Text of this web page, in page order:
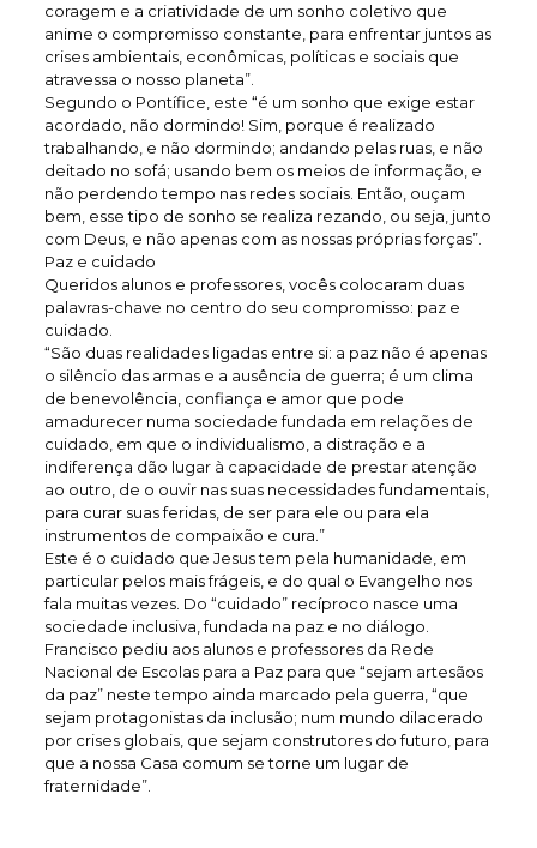
coragem e a criatividade de um sonho coletivo que
anime o compromisso constante, para enfrentar juntos as
crises ambientais, econômicas, políticas e sociais que
atravessa o nosso planeta”.
Segundo o Pontífice, este “é um sonho que exige estar
acordado, não dormindo! Sim, porque é realizado
trabalhando, e não dormindo; andando pelas ruas, e não
deitado no sofá; usando bem os meios de informação, e
não perdendo tempo nas redes sociais. Então, ouçam
bem, esse tipo de sonho se realiza rezando, ou seja, junto
com Deus, e não apenas com as nossas próprias forças”.
Paz e cuidado
Queridos alunos e professores, vocês colocaram duas
palavras-chave no centro do seu compromisso: paz e
cuidado.
“São duas realidades ligadas entre si: a paz não é apenas
o silêncio das armas e a ausência de guerra; é um clima
de benevolência, confiança e amor que pode
amadurecer numa sociedade fundada em relações de
cuidado, em que o individualismo, a distração e a
indiferença dão lugar à capacidade de prestar atenção
ao outro, de o ouvir nas suas necessidades fundamentais,
para curar suas feridas, de ser para ele ou para ela
instrumentos de compaixão e cura.”
Este é o cuidado que Jesus tem pela humanidade, em
particular pelos mais frágeis, e do qual o Evangelho nos
fala muitas vezes. Do “cuidado” recíproco nasce uma
sociedade inclusiva, fundada na paz e no diálogo.
Francisco pediu aos alunos e professores da Rede
Nacional de Escolas para a Paz para que “sejam artesãos
da paz” neste tempo ainda marcado pela guerra, “que
sejam protagonistas da inclusão; num mundo dilacerado
por crises globais, que sejam construtores do futuro, para
que a nossa Casa comum se torne um lugar de
fraternidade”.